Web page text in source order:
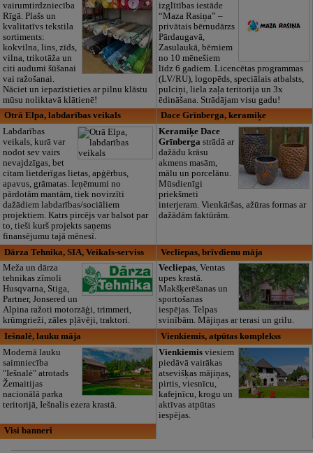
vairumtirdzniecība
Rīgā. Plašs un
kvalitatīvs tekstila
sortiments:
kokvilna, lins, zīds,
vilna, trikotāža un
citi audumi šūšanai
vai ražošanai.
Nāciet un iepazīstieties ar pilnu klāstu
mūsu noliktavā klātienē!
izglītības iestāde
“Maza Rasiņa” –
privātais bērnudārzs
Pārdaugavā,
Zasulaukā, bērniem
no 10 mēnešiem
līdz 6 gadiem. Licencētas programmas
(LV/RU), logopēds, speciālais atbalsts,
pulciņi, liela zaļa teritorija un 3x
ēdināšana. Strādājam visu gadu!
Otrā Elpa, labdarības veikals
Labdarības
veikals, kurā var
nodot sev vairs
nevajdzīgas, bet
citam lietderīgas lietas, apģērbus,
apavus, grāmatas. Ieņēmumi no
pārdotām mantām, tiek novirzīti
dažādiem labdarības/sociāliem
projektiem. Katrs pircējs var balsot par
to, tieši kurš projekts saņems
finansējumu tajā mēnesī.
Dace Grīnberga, keramiķe
Keramiķe Dace
Grīnberga strādā ar
dažādu krāsu
akmens masām,
mālu un porcelānu.
Mūsdienīgi
priekšmeti
interjeram. Vienkāršas, ažūras formas ar
dažādām faktūrām.
Dārza Tehnika, SIA, Veikals-serviss
Meža un dārza
tehnikas zīmoli
Husqvarna, Stiga,
Partner, Jonsered un
Alpina ražoti motorzāģi, trimmeri,
krūmgrieži, zāles pļāvēji, traktori.
Vecliepas, brīvdienu māja
Vecliepas, Ventas
upes krastā.
Makšķerēšanas un
sportošanas
iespējas. Telpas
svinībām. Mājiņas ar terasi un grilu.
Iešnalė, lauku māja
Modernā lauku
saimniecība
"Iešnalė" atrotads
Žemaitijas
nacionālā parka
teritorijā, Iešnalis ezera krastā.
Vienkiemis, atpūtas komplekss
Vienkiemis viesiem
piedāvā vairākas
atsevišķas mājiņas,
pirtis, viesnīcu,
kafejnīcu, krogu un
aktīvas atpūtas
iespējas.
Visi banneri